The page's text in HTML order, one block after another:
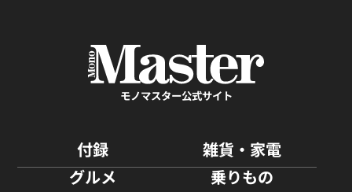
モノマスター公式サイト
付録
雑貨・家電
グルメ
乗りもの